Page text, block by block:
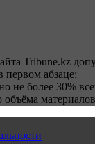
Tribune.kz
абзаце;
не более 30%